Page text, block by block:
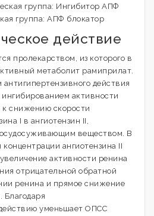
группа: Ингибитор АПФ
группа: АПФ блокатор
действие
пролекарством, из которого в
метаболит рамиприлат.
действия
активности
снижению скорости
I в ангиотензин II,
веществом. В
ангиотензина II
активности ренина
отрицательной обратной
ренина и прямое снижение
Благодаря
уменьшает ОПСС